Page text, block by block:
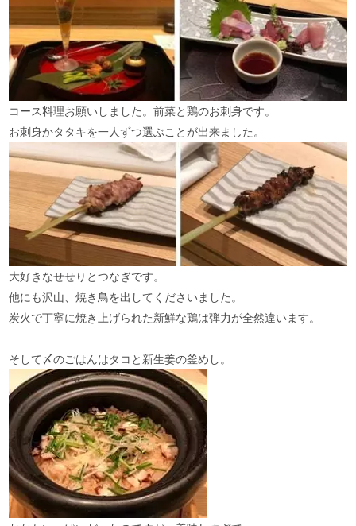
コース料理お願いしました。前菜と鶏のお刺身です。
お刺身かタタキを一人ずつ選ぶことが出来ました。
大好きなせせりとつなぎです。
他にも沢山、焼き鳥を出してくださいました。
炭火で丁寧に焼き上げられた新鮮な鶏は弾力が全然違います。
そして〆のごはんはタコと新生姜の釜めし。